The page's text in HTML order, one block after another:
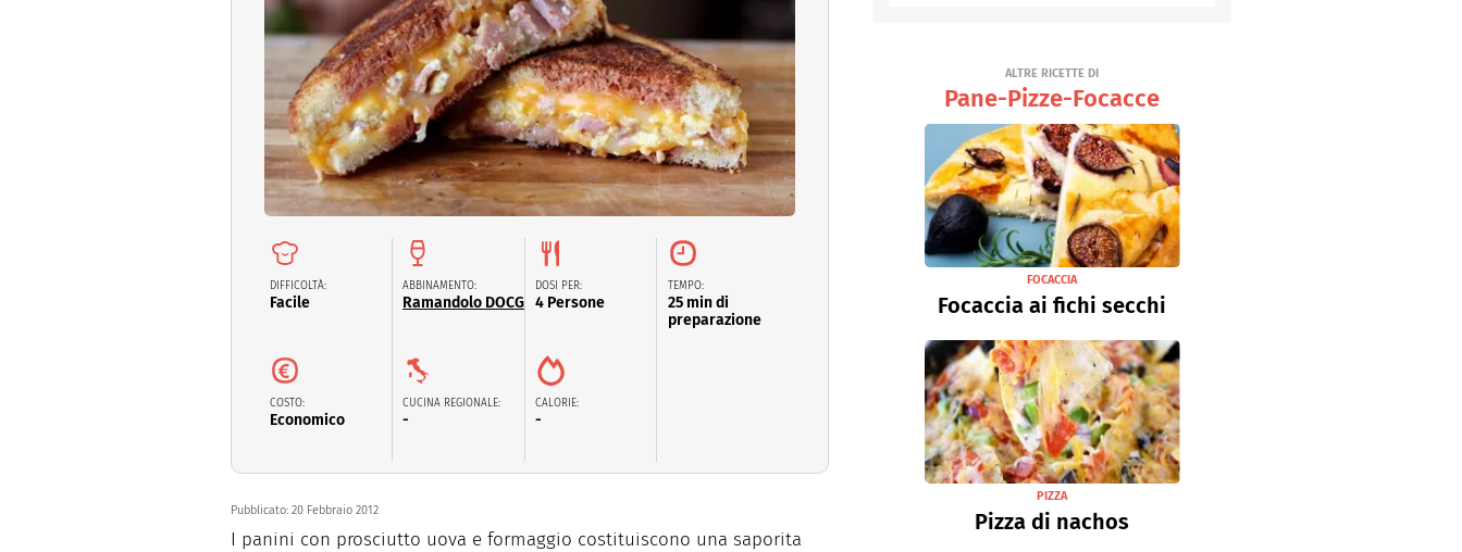
Dolci Pasqua
San Valentino
DIFFICOLTÀ:
Facile
ABBINAMENTO:
Ramandolo DOCG
COSTO:
Economico
CUCINA REGIONALE:
-
DOSI PER:
4 Persone
CALORIE:
-
TEMPO:
25 min di
preparazione
Pubblicato: 20 Febbraio 2012
I panini con prosciutto uova e formaggio costituiscono una saporita
ALTRE RICETTE DI
Pane-Pizze-Focacce
FOCACCIA
Focaccia ai fichi secchi
PIZZA
Pizza di nachos